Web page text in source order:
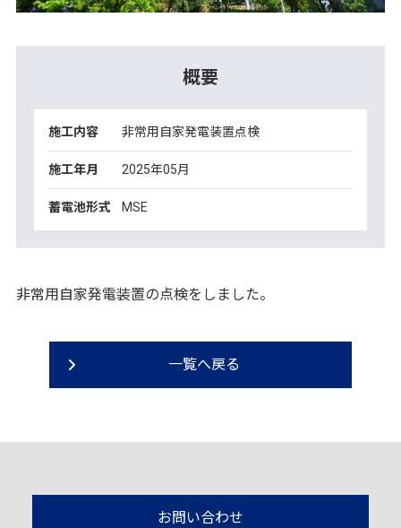
概要
施工内容 非常用自家発電装置点検
施工年月 2025年05月
蓄電池形式 MSE
非常用自家発電装置の点検をしました。
一覧へ戻る
お問い合わせ